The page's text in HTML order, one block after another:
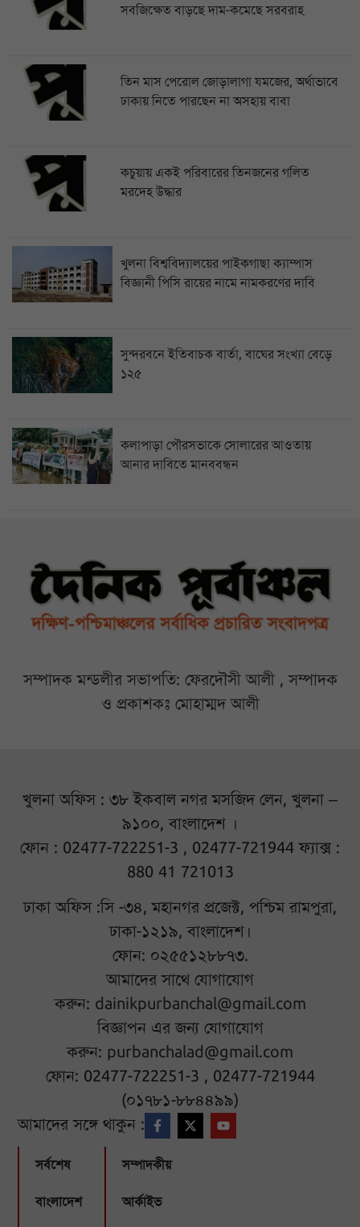
সবজিক্ষেত বাড়ছে দাম-কমেছে সরবরাহ
তিন মাস পেরোল জোড়ালাগা যমজের, অর্থাভাবে
ঢাকায় নিতে পারছেন না অসহায় বাবা
কচুয়ায় একই পরিবারের তিনজনের গলিত
মরদেহ উদ্ধার
খুলনা বিশ্ববিদ্যালয়ের পাইকগাছা ক্যাম্পাস
বিজ্ঞানী পিসি রায়ের নামে নামকরণের দাবি
সুন্দরবনে ইতিবাচক বার্তা, বাঘের সংখ্যা বেড়ে
১২৫
কলাপাড়া পৌরসভাকে সোলারের আওতায়
আনার দাবিতে মানববন্ধন
সম্পাদক মন্ডলীর সভাপতি: ফেরদৌসী আলী , সম্পাদক
ও প্রকাশকঃ মোহাম্মদ আলী
খুলনা অফিস : ৩৮ ইকবাল নগর মসজিদ লেন, খুলনা –
৯১০০, বাংলাদেশ ।
ফোন : 02477-722251-3 , 02477-721944 ফ্যাক্স :
880 41 721013
ঢাকা অফিস :সি -৩৪, মহানগর প্রজেক্ট, পশ্চিম রামপুরা,
ঢাকা-১২১৯, বাংলাদেশ।
ফোন: ০২৫৫১২৮৮৭৩.
আমাদের সাথে যোগাযোগ
করুন: dainikpurbanchal@gmail.com
বিজ্ঞাপন এর জন্য যোগাযোগ
করুন: purbanchalad@gmail.com
ফোন: 02477-722251-3 , 02477-721944
(০১৭৮১-৮৮৪৪৯৯)
আমাদের সঙ্গে থাকুন :
সর্বশেষ
বাংলাদেশ
সম্পাদকীয়
আর্কাইভ